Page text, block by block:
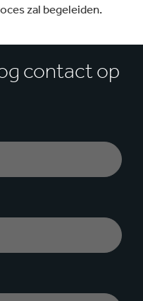
zal begeleiden.
contact op